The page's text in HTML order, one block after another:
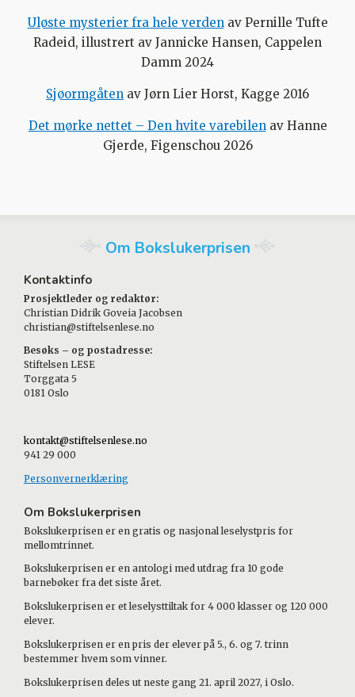
Uløste mysterier fra hele verdenav Pernille Tufte
Radeid, illustrert av Jannicke Hansen, Cappelen
Damm 2024
Sjøormgåten av Jørn Lier Horst, Kagge 2016
Det mørke nettet – Den hvite varebilenav Hanne
Gjerde, Figenschou 2026
Om Bokslukerprisen
Kontaktinfo
Prosjektleder og redaktør:
Christian Didrik Goveia Jacobsen
christian@stiftelsenlese.no
Besøks – og postadresse:
Stiftelsen LESE
Torggata 5
0181 Oslo
kontakt@stiftelsenlese.no
941 29 000
Personvernerklæring
Om Bokslukerprisen
Bokslukerprisen er en gratis og nasjonal leselystpris for
mellomtrinnet.
Bokslukerprisen er en antologi med utdrag fra 10 gode
barnebøker fra det siste året.
Bokslukerprisen er et leselysttiltak for 4 000 klasser og 120 000
elever.
Bokslukerprisen er en pris der elever på 5., 6. og 7. trinn
bestemmer hvem som vinner.
Bokslukerprisen deles ut neste gang 21. april 2027, i Oslo.